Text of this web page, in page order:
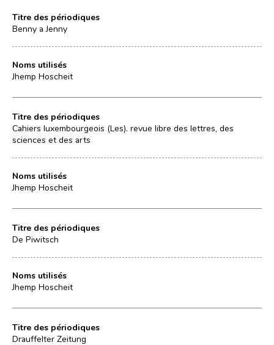
Titre des périodiques
Benny a Jenny
Noms utilisés
Jhemp Hoscheit
Titre des périodiques
Cahiers luxembourgeois (Les). revue libre des lettres, des
sciences et des arts
Noms utilisés
Jhemp Hoscheit
Titre des périodiques
De Piwitsch
Noms utilisés
Jhemp Hoscheit
Titre des périodiques
Drauffelter Zeitung